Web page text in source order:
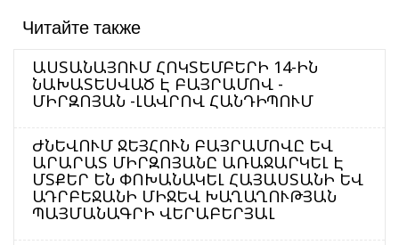
Читайте также
ԱՍՏԱՆԱՅՈՒՄ ՀՈԿՏԵՄԲԵՐԻ 14-ԻՆ
ՆԱԽԱՏԵՍՎԱԾ Է ԲԱՅՐԱՄՈՎ -
ՄԻՐԶՈՅԱՆ -ԼԱՎՐՈՎ ՀԱՆԴԻՊՈՒՄ
ԺՆԵՎՈՒՄ ՋԵՅՀՈՒՆ ԲԱՅՐԱՄՈՎԸ ԵՎ
ԱՐԱՐԱՏ ՄԻՐԶՈՅԱՆԸ ԱՌԱՋԱՐԿԵԼ Է
ՄՏՔԵՐ ԵՆ ՓՈԽԱՆԱԿԵԼ ՀԱՅԱՍՏԱՆԻ ԵՎ
ԱԴՐԲԵՋԱՆԻ ՄԻՋԵՎ ԽԱՂԱՂՈՒԹՅԱՆ
ՊԱՅՄԱՆԱԳՐԻ ՎԵՐԱԲԵՐՅԱԼ